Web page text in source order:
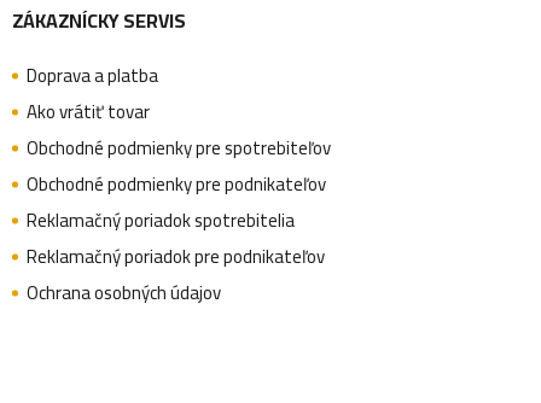
á
p
ä
t
ZÁKAZNÍCKY SERVIS
Doprava a platba
Ako vrátiť tovar
Obchodné podmienky pre spotrebiteľov
Obchodné podmienky pre podnikateľov
Reklamačný poriadok spotrebitelia
Reklamačný poriadok pre podnikateľov
Ochrana osobných údajov